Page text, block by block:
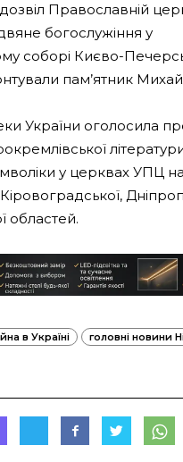
Православній
богослужіння у
соборі Києво-
пам’ятник
України оголосила
у церквах УПЦ на
областей.
в Україні
головні новини